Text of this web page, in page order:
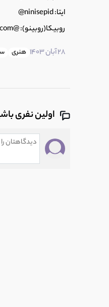
ایتا: ninisepid@
روبیکا(روبینو): @ninisepidcom
28 آبان 1403
هنری
اولین نفری